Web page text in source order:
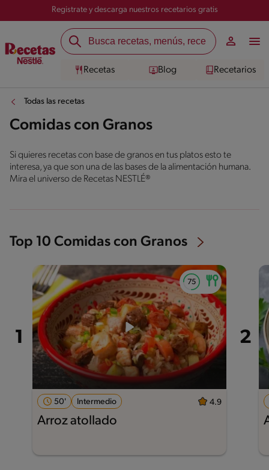
Registrate y descarga nuestros recetarios gratis
Recetas Blog Recetarios
Todas las recetas
Comidas con Granos
Si quieres recetas con base de granos en tus platos esto te
interesa, ya que son una de las bases de la alimentación humana.
Mira el universo de Recetas NESTLÉ®
Top 10 Comidas con Granos
50' Intermedio 4.9
Arroz atollado